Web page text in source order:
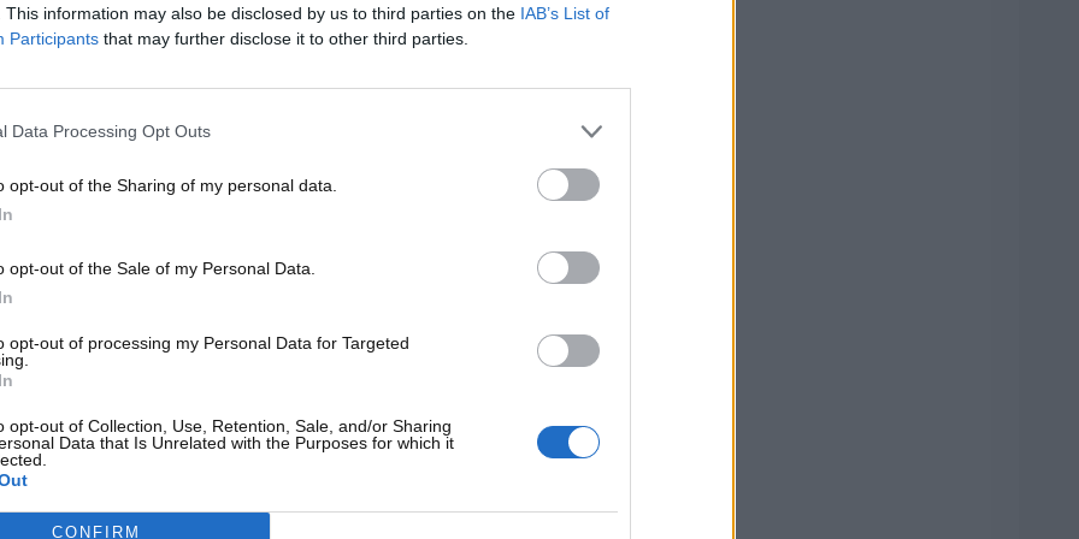
This information may also be disclosed by us to third parties on the IAB’s List of
Participants that may further disclose it to other third parties.
Data Processing Opt Outs
opt-out of the Sharing of my personal data.
opt-out of the Sale of my Personal Data.
opt-out of processing my Personal Data for Targeted
opt-out of Collection, Use, Retention, Sale, and/or Sharing
Data that Is Unrelated with the Purposes for which it
CONFIRM
e della Tecnologia dell’Informazione cinese. Il modello
la capacità abitativa e il comfort per i passeggeri.